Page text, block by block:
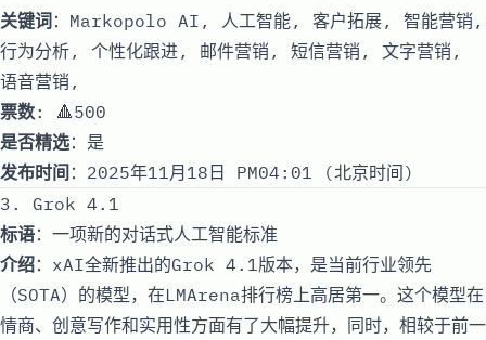
关键词 ：Markopolo AI, 人工智能, 客户拓展, 智能营销,
行为分析, 个性化跟进, 邮件营销, 短信营销, 文字营销,
语音营销,
票数: 🔺500
是否精选：是
发布时间 ：2025年11月18日 PM04:01 (北京时间)
3. Grok 4.1
标语：一项新的对话式人工智能标准
介绍：xAI全新推出的Grok 4.1版本，是当前行业领先
（SOTA）的模型，在LMArena排行榜上高居第一。这个模型在
情商、创意写作和实用性方面有了大幅提升，同时，相较于前一